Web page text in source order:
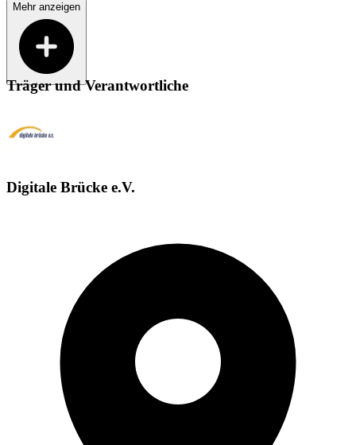
Mehr anzeigen
Träger und Verantwortliche
Digitale Brücke e.V.